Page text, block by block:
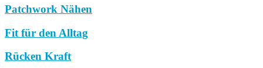
Patchwork Nähen
Fit für den Alltag
Rücken Kraft